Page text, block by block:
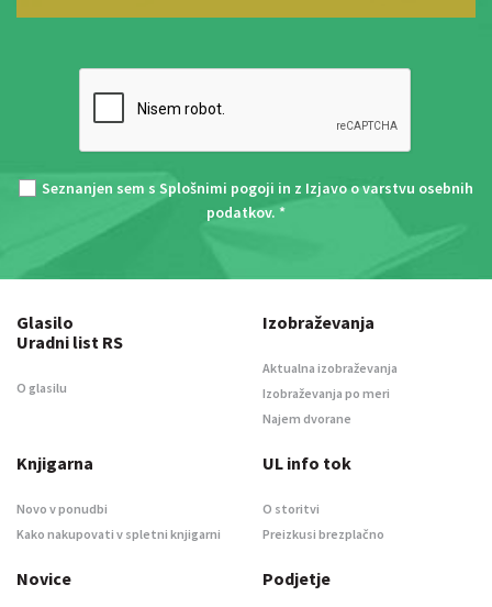
Seznanjen sem s Splošnimi pogoji in z Izjavo o varstvu osebnih
podatkov. *
Glasilo
Uradni list RS
O glasilu
Izobraževanja
Aktualna izobraževanja
Izobraževanja po meri
Najem dvorane
Knjigarna
Novo v ponudbi
Kako nakupovati v spletni knjigarni
UL info tok
O storitvi
Preizkusi brezplačno
Novice Podjetje